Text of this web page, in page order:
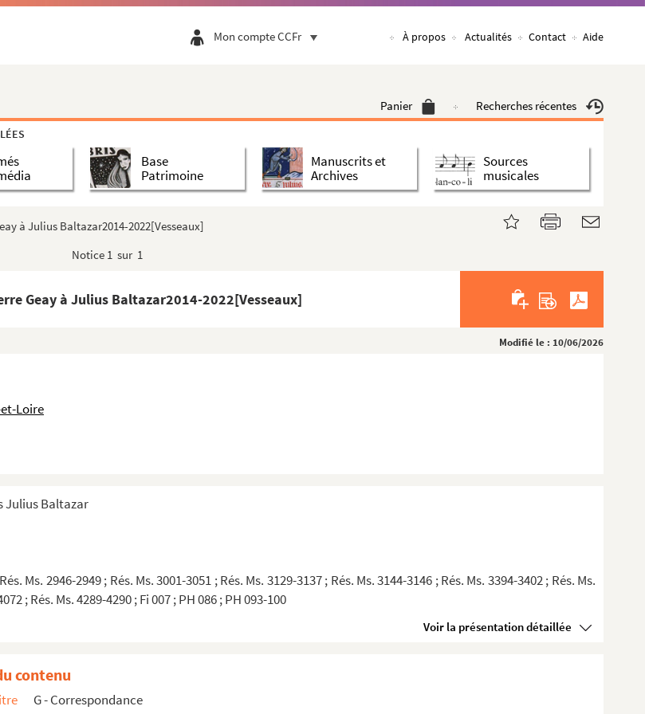
Mon compte CCFr À propos Actualités Contact Aide
Panier Recherches récentes
Base
Patrimoine
Manuscrits et
Archives
Sources
musicales
à Julius Baltazar2014-2022[Vesseaux]
Notice 1 sur 1
Geay à Julius Baltazar2014-2022[Vesseaux]
Modifié le : 10/06/2026
Loire
Julius Baltazar
Ms. 2946-2949 ; Rés. Ms. 3001-3051 ; Rés. Ms. 3129-3137 ; Rés. Ms. 3144-3146 ; Rés. Ms. 3394-3402 ; Rés. Ms.
; Rés. Ms. 4289-4290 ; Fi 007 ; PH 086 ; PH 093-100
Voir la présentation détaillée
passive de Julius Baltazar : Arrabal (Fe...
Julius Baltazar1979 ?
Baltazar2006-2009Paris
Julius Baltazar2009Paris
Gruber à Julius BaltazarParis
à Julius BaltazarEntre 2000 et 2019
à Julius Baltazar1986Paris
Baltazar1988-2002Galway
contenu
G - Correspondance